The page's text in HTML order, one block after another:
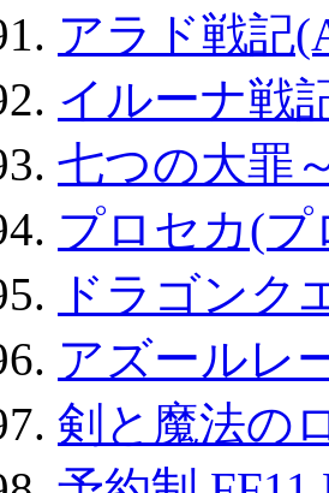
アラド戦記
イルーナ戦
七つの大罪
プロセカ(
ドラゴンク
アズールレ
剣と魔法の